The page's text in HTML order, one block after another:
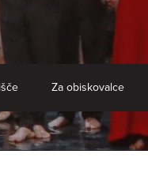
Za obiskovalce